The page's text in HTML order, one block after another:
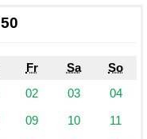
Fr Sa
So
02 03
04
09 10
11